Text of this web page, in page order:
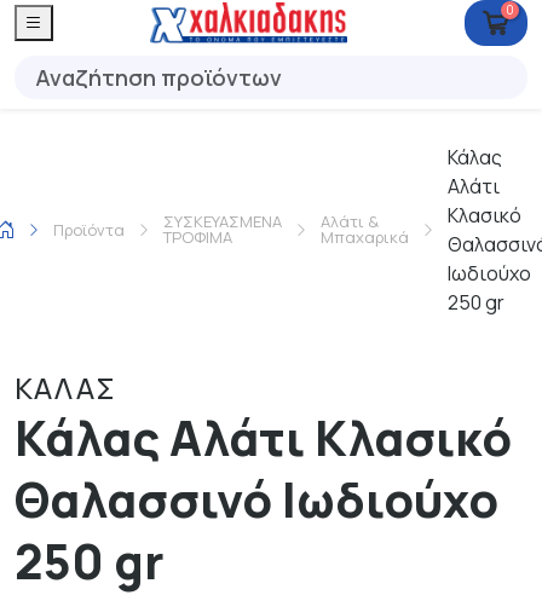
0
Προϊόντα ΣΥΣΚΕΥΑΣΜΕΝΑ
ΤΡΟΦΙΜΑ
Αλάτι &
Μπαχαρικά
Κάλας
Αλάτι
Κλασικό
Ιωδιούχο
250 gr
ΚΑΛΑΣ
Κάλας Αλάτι Κλασικό
Θαλασσινό Ιωδιούχο
250 gr